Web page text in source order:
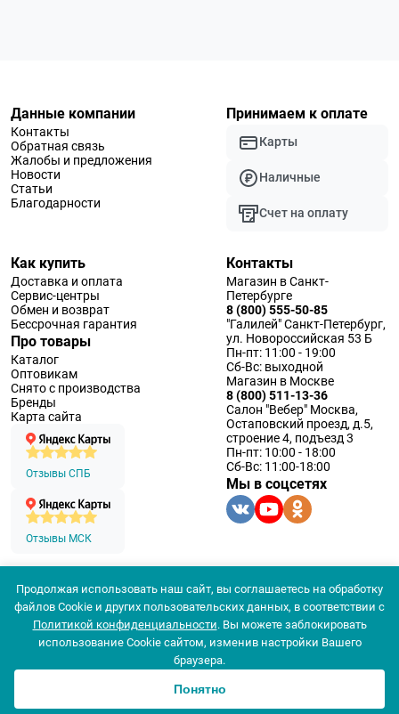
Данные компании
Контакты
Обратная связь
Жалобы и предложения
Новости
Статьи
Благодарности
Принимаем к оплате
Карты
Наличные
Счет на оплату
Как купить
Доставка и оплата
Сервис-центры
Обмен и возврат
Бессрочная гарантия
Про товары
Каталог
Оптовикам
Снято с производства
Бренды
Карта сайта
Отзывы СПБ
Отзывы МСК
Контакты
Магазин в Санкт-
Петербурге
8 (800) 555-50-85
"Галилей" Санкт-Петербург,
ул. Новороссийская 53 Б
Пн-пт: 11:00 - 19:00
Сб-Вс: выходной
Магазин в Москве
8 (800) 511-13-36
Салон "Вебер" Москва,
Остаповский проезд, д.5,
строение 4, подъезд 3
Пн-пт: 10:00 - 18:00
Сб-Вс: 11:00-18:00
Мы в соцсетях
© 1994 — 2026 ООО «Наблюдательные приборы»
Политика конфеденциальности
Согласие на обработку персональных данных
Согласие использования
Продолжая использовать наш сайт, вы соглашаетесь на обработку
файлов Cookie и других пользовательских данных, в соответствии с
Политикой конфиденциальности. Вы можете заблокировать
использование Cookie сайтом, изменив настройки Вашего
браузера.
Понятно